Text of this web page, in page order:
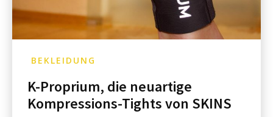
BEKLEIDUNG
K-Proprium, die neuartige
Kompressions-Tights von SKINS